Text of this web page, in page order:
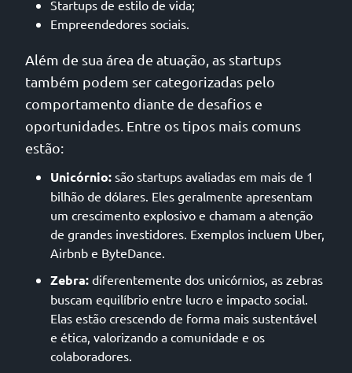
Startups de estilo de vida;
Empreendedores sociais.
Além de sua área de atuação, as startups
também podem ser categorizadas pelo
comportamento diante de desafios e
oportunidades. Entre os tipos mais comuns
estão:
Unicórnio: são startups avaliadas em mais de 1
bilhão de dólares. Eles geralmente apresentam
um crescimento explosivo e chamam a atenção
de grandes investidores. Exemplos incluem Uber,
Airbnb e ByteDance.
Zebra: diferentemente dos unicórnios, as zebras
buscam equilíbrio entre lucro e impacto social.
Elas estão crescendo de forma mais sustentável
e ética, valorizando a comunidade e os
colaboradores.